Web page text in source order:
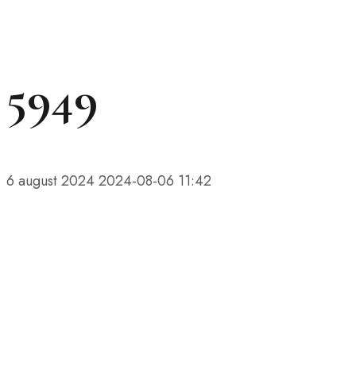
5949
6 august 2024 2024-08-06 11:42